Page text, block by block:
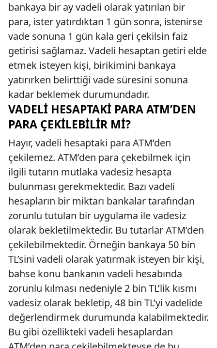
bankaya bir ay vadeli olarak yatırılan bir
para, ister yatırdıktan 1 gün sonra, istenirse
vade sonuna 1 gün kala geri çekilsin faiz
getirisi sağlamaz. Vadeli hesaptan getiri elde
etmek isteyen kişi, birikimini bankaya
yatırırken belirttiği vade süresini sonuna
kadar beklemek durumundadır.
VADELI HESAPTAKI PARA ATM’DEN
PARA ÇEKILEBILIR MI?
Hayır, vadeli hesaptaki para ATM’den
çekilemez. ATM’den para çekebilmek için
ilgili tutarın mutlaka vadesiz hesapta
bulunması gerekmektedir. Bazı vadeli
hesapların bir miktarı bankalar tarafından
zorunlu tutulan bir uygulama ile vadesiz
olarak bekletilmektedir. Bu tutarlar ATM’den
çekilebilmektedir. Örneğin bankaya 50 bin
TL’sini vadeli olarak yatırmak isteyen bir kişi,
bahse konu bankanın vadeli hesabında
zorunlu kılması nedeniyle 2 bin TL’lik kısmı
vadesiz olarak bekletip, 48 bin TL’yi vadelide
değerlendirmek durumunda kalabilmektedir.
Bu gibi özellikteki vadeli hesaplardan